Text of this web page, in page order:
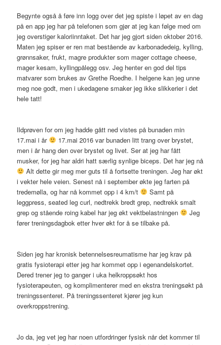
Begynte også å føre inn logg over det jeg spiste i løpet av en dag
på en app jeg har på telefonen som gjør at jeg kan følge med om
jeg overstiger kaloriinntaket. Det har jeg gjort siden oktober 2016.
Maten jeg spiser er ren mat bestående av karbonadedeig, kylling,
grønnsaker, frukt, magre produkter som mager cottage cheese,
mager kesam, kyllingpålegg osv. Jeg henter en god del tips
matvarer som brukes av Grethe Roedhe. I helgene kan jeg unne
meg noe godt, men i ukedagene smaker jeg ikke slikkerier i det
hele tatt!
Ildprøven for om jeg hadde gått ned vistes på bunaden min
17.mai i år
17.mai 2016 var bunaden litt trang over brystet,
men i år hang den over brystet og livet. Ser at jeg har fått
musker, for jeg har aldri hatt særlig synlige biceps. Det har jeg nå
Alt dette gir meg mer guts til å fortsette treningen. Jeg har økt
i vekter hele veien. Senest nå i september økte jeg farten på
tredemølla, og har nå kommet opp i 4 km/t
Samt på
leggpress, seated leg curl, nedtrekk bredt grep, nedtrekk smalt
grep og stående roing kabel har jeg økt vektbelastningen
Jeg
fører treningsdagbok etter hver økt for å se tilbake på.
Siden jeg har kronisk betennelsesreumatisme har jeg krav på
gratis fysioterapi etter jeg har kommet opp i egenandelskortet.
Dered trener jeg to ganger i uka helkroppsøkt hos
fysioterapeuten, og komplimenterer med en ekstra treningsøkt på
treningssenteret. På treningssenteret kjører jeg kun
overkroppstrening.
Jo da, jeg vet jeg har noen utfordringer fysisk når det kommer til